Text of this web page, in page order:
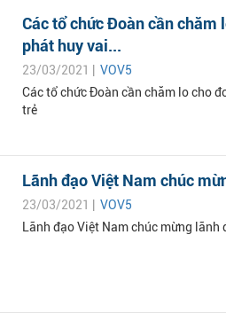
Các tổ chức Đoàn cần chăm
phát huy vai...
23/03/2021 | VOV5
Các tổ chức Đoàn cần chăm lo cho
trẻ
Lãnh đạo Việt Nam chúc
23/03/2021 | VOV5
Lãnh đạo Việt Nam chúc mừng lãnh